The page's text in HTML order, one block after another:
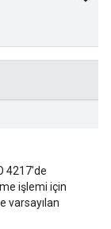
4217'de
işlemi için
varsayılan